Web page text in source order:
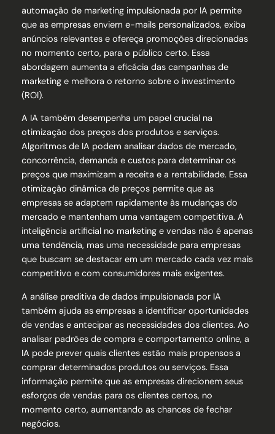
automação de marketing impulsionada por IA permite
que as empresas enviem e-mails personalizados, exiba
anúncios relevantes e ofereça promoções direcionadas
no momento certo, para o público certo. Essa
abordagem aumenta a eficácia das campanhas de
marketing e melhora o retorno sobre o investimento
(ROI).
A IA também desempenha um papel crucial na
otimização dos preços dos produtos e serviços.
Algoritmos de IA podem analisar dados de mercado,
concorrência, demanda e custos para determinar os
preços que maximizam a receita e a rentabilidade. Essa
otimização dinâmica de preços permite que as
empresas se adaptem rapidamente às mudanças do
mercado e mantenham uma vantagem competitiva. A
inteligência artificial no marketing e vendas não é apenas
uma tendência, mas uma necessidade para empresas
que buscam se destacar em um mercado cada vez mais
competitivo e com consumidores mais exigentes.
A análise preditiva de dados impulsionada por IA
também ajuda as empresas a identificar oportunidades
de vendas e antecipar as necessidades dos clientes. Ao
analisar padrões de compra e comportamento online, a
IA pode prever quais clientes estão mais propensos a
comprar determinados produtos ou serviços. Essa
informação permite que as empresas direcionem seus
esforços de vendas para os clientes certos, no
momento certo, aumentando as chances de fechar
negócios.